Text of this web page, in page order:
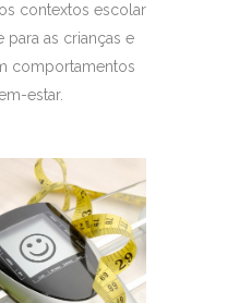
contextos escolar
para as crianças e
comportamentos
estar.